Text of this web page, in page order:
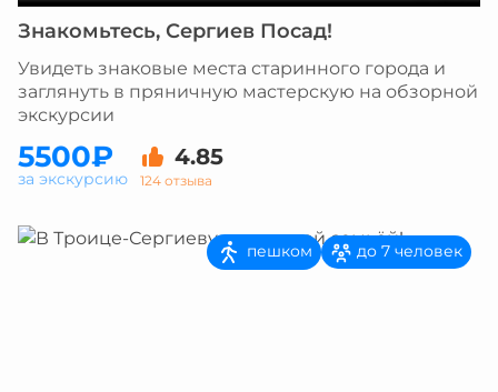
Знакомьтесь, Сергиев Посад!
Увидеть знаковые места старинного города и
заглянуть в пряничную мастерскую на обзорной
экскурсии
5500₽ 4.85
124 отзыва
за экскурсию
пешком до 7 человек